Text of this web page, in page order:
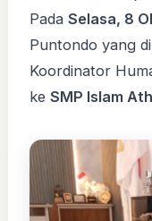
Pada Selasa, 8
Puntondo yang
Koordinator
ke SMP Islam